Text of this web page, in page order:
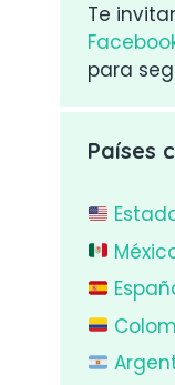
Te
para
Países